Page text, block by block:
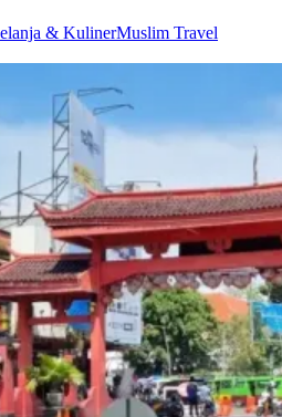
& KulinerMuslim Travel